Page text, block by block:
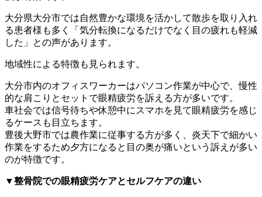
大分県大分市では自然豊かな環境を活かして散歩を取り入れ
る患者様も多く「気分転換になるだけでなく目の疲れも軽減
した」との声があります。
地域性による特徴も見られます。
大分市内のオフィスワーカーはパソコン作業が中心で、慢性
的な肩こりとセットで眼精疲労を訴える方が多いです。
車社会では信号待ちや休憩中にスマホを見て眼精疲労を感じ
るケースも目立ちます。
豊後大野市では農作業に従事する方が多く、炎天下で細かい
作業をするため夕方になると目の奥が痛いという訴えが多い
のが特徴です。
▼整骨院での眼精疲労ケアとセルフケアの違い